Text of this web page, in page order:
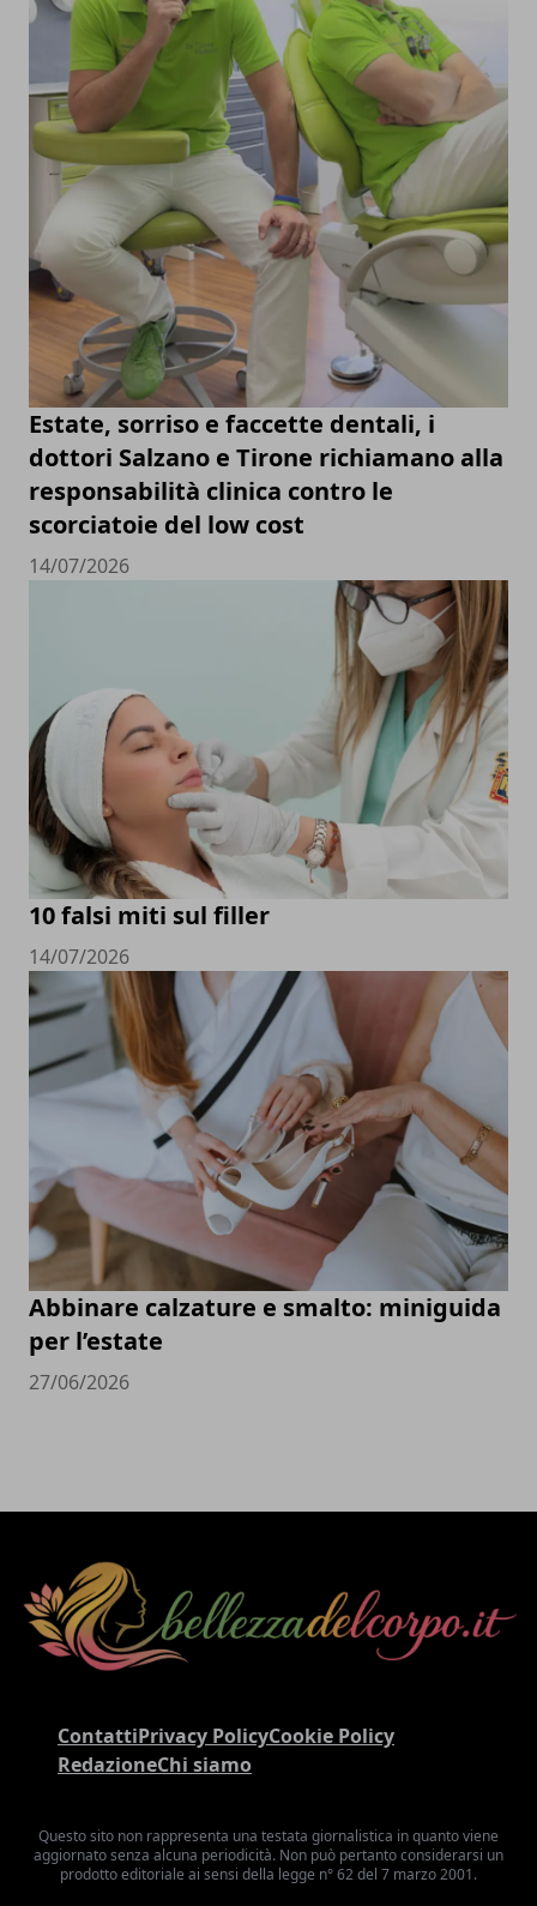
Estate, sorriso e faccette dentali, i
dottori Salzano e Tirone richiamano alla
responsabilità clinica contro le
scorciatoie del low cost
14/07/2026
10 falsi miti sul filler
14/07/2026
Abbinare calzature e smalto: miniguida
per l’estate
27/06/2026
ContattiPrivacy PolicyCookie Policy
RedazioneChi siamo
Questo sito non rappresenta una testata giornalistica in quanto viene
aggiornato senza alcuna periodicità. Non può pertanto considerarsi un
prodotto editoriale ai sensi della legge n° 62 del 7 marzo 2001.